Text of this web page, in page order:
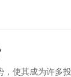
使其成为许多